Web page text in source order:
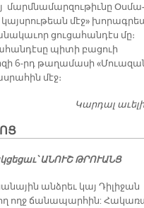
մարմ­նա­մար­զու­թիւ­նը Օս­մա­
մէջ»
ցու­ցա­հան­դէս մը։
պիտի բացուի
6-րդ թաղամասի
մէջ։
Կարդալ
ԱՆՈՒՇ ԹՐՈՒԱՆՑ
անձրեւ կայ Դիլիջան
ողջ ճանապարհին: